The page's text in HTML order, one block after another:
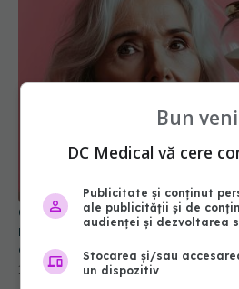
Ce nu a spus nimeni despre
nebună, ești la
creierul tău
19 mai 2025, 10:54
Bun
DC Medical vă cere
Publicitate și conținut
ale publicității și de
audienței și dezvoltarea
Stocarea și/sau
un dispozitiv